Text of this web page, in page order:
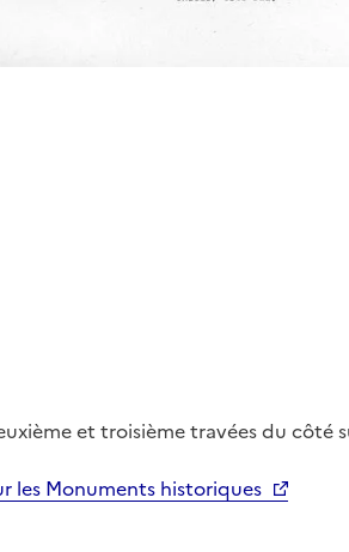
et troisième travées du côté
les Monuments historiques